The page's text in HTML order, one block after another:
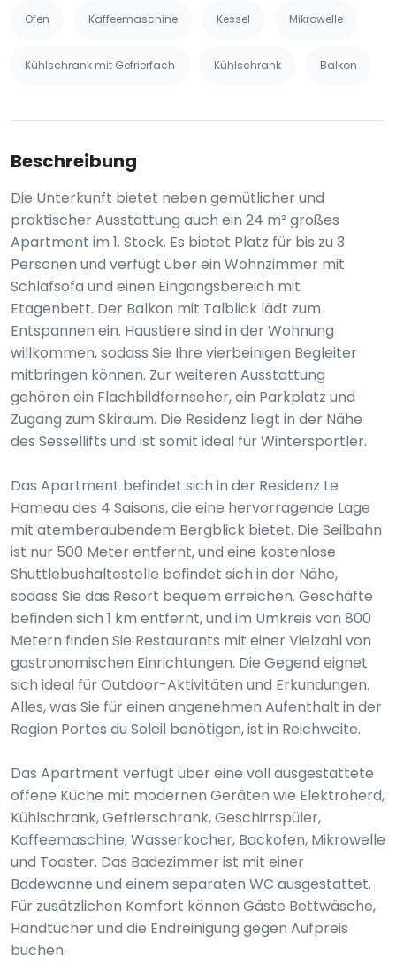
Ofen Kaffeemaschine Kessel Mikrowelle
Kühlschrank mit Gefrierfach Kühlschrank Balkon
Beschreibung
Die Unterkunft bietet neben gemütlicher und
praktischer Ausstattung auch ein 24 m² großes
Apartment im 1. Stock. Es bietet Platz für bis zu 3
Personen und verfügt über ein Wohnzimmer mit
Schlafsofa und einen Eingangsbereich mit
Etagenbett. Der Balkon mit Talblick lädt zum
Entspannen ein. Haustiere sind in der Wohnung
willkommen, sodass Sie Ihre vierbeinigen Begleiter
mitbringen können. Zur weiteren Ausstattung
gehören ein Flachbildfernseher, ein Parkplatz und
Zugang zum Skiraum. Die Residenz liegt in der Nähe
des Sessellifts und ist somit ideal für Wintersportler.
Das Apartment befindet sich in der Residenz Le
Hameau des 4 Saisons, die eine hervorragende Lage
mit atemberaubendem Bergblick bietet. Die Seilbahn
ist nur 500 Meter entfernt, und eine kostenlose
Shuttlebushaltestelle befindet sich in der Nähe,
sodass Sie das Resort bequem erreichen. Geschäfte
befinden sich 1 km entfernt, und im Umkreis von 800
Metern finden Sie Restaurants mit einer Vielzahl von
gastronomischen Einrichtungen. Die Gegend eignet
sich ideal für Outdoor-Aktivitäten und Erkundungen.
Alles, was Sie für einen angenehmen Aufenthalt in der
Region Portes du Soleil benötigen, ist in Reichweite.
Das Apartment verfügt über eine voll ausgestattete
offene Küche mit modernen Geräten wie Elektroherd,
Kühlschrank, Gefrierschrank, Geschirrspüler,
Kaffeemaschine, Wasserkocher, Backofen, Mikrowelle
und Toaster. Das Badezimmer ist mit einer
Badewanne und einem separaten WC ausgestattet.
Für zusätzlichen Komfort können Gäste Bettwäsche,
Handtücher und die Endreinigung gegen Aufpreis
buchen.